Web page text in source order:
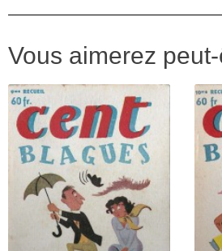
Vous aimerez